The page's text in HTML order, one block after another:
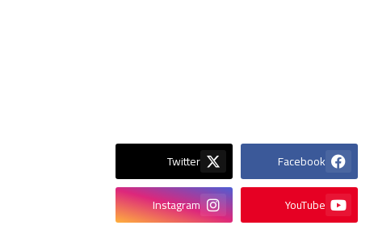
Facebook
Twitter
YouTube
Instagram